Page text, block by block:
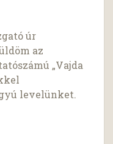
úr
az
„Vajda
levelünket.